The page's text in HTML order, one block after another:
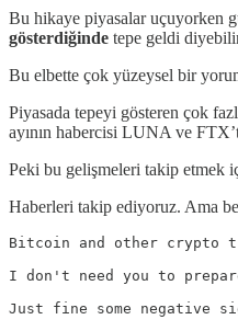
Bu hikaye piyasalar uçuyorken
gösterdiğinde tepe geldi
Bu elbette çok yüzeysel bir
Piyasada tepeyi gösteren çok
ayının habercisi LUNA ve
Peki bu gelişmeleri takip etmek
Haberleri takip ediyoruz. Ama
Bitcoin and other crypto
I don't need you to
Just fine some negative